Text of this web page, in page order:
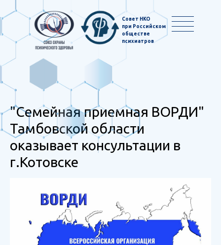
Совет НКО
при Российском
обществе
психиатров
"Семейная приемная ВОРДИ"
Тамбовской области
оказывает консультации в
г.Котовске